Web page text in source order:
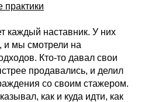
практики
каждый наставник. У них
и мы смотрели на
Кто-то давал свои
продавались, и делил
со своим стажером.
как и куда идти, как